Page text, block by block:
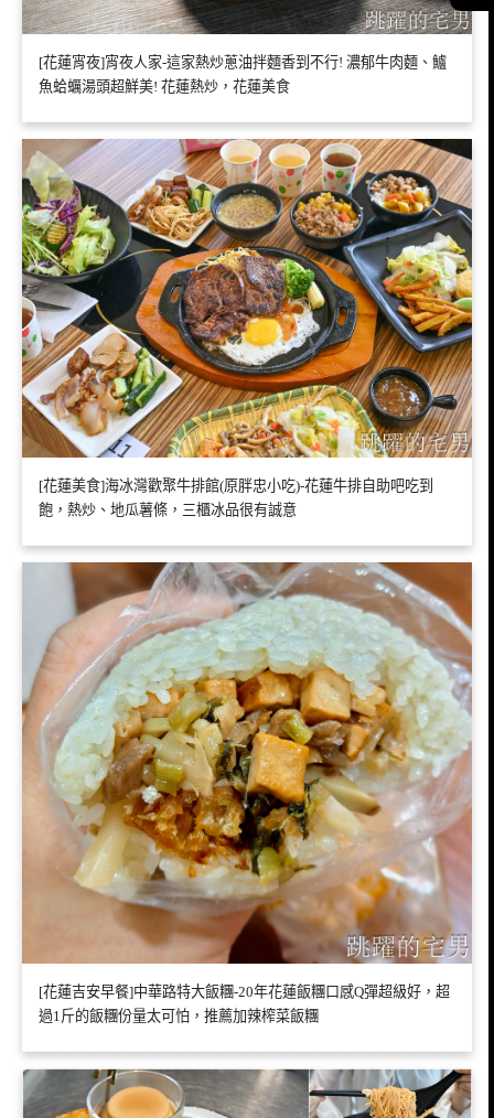
[花蓮宵夜]宵夜人家-這家熱炒蔥油拌麵香到不行! 濃郁牛肉麵、鱸
魚蛤蠣湯頭超鮮美! 花蓮熱炒，花蓮美食
[花蓮美食]海冰灣歡聚牛排館(原胖忠小吃)-花蓮牛排自助吧吃到
飽，熱炒、地瓜薯條，三櫃冰品很有誠意
[花蓮吉安早餐]中華路特大飯糰-20年花蓮飯糰口感Q彈超級好，超
過1斤的飯糰份量太可怕，推薦加辣榨菜飯糰